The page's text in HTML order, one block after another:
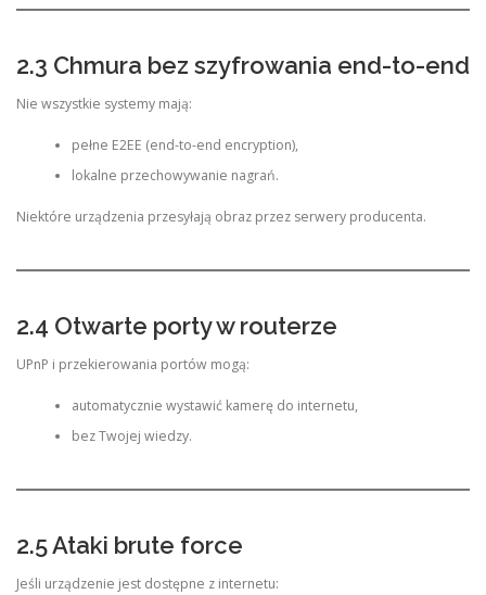
2.3 Chmura bez szyfrowania end-to-end
Nie wszystkie systemy mają:
pełne E2EE (end-to-end encryption),
lokalne przechowywanie nagrań.
Niektóre urządzenia przesyłają obraz przez serwery producenta.
2.4 Otwarte porty w routerze
UPnP i przekierowania portów mogą:
automatycznie wystawić kamerę do internetu,
bez Twojej wiedzy.
2.5 Ataki brute force
Jeśli urządzenie jest dostępne z internetu: